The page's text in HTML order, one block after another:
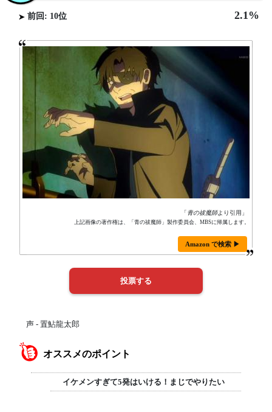
前回: 10位 2.1%
「青の祓魔師より引用」
上記画像の著作権は、「青の祓魔師」製作委員会、MBSに帰属します。
Amazon で検索 ▶
声 - 置鮎龍太郎
オススメのポイント
イケメンすぎて5発はいける！まじでやりたい